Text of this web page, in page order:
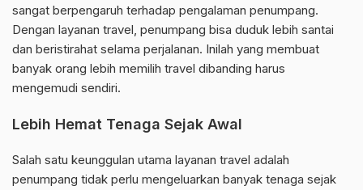
sangat berpengaruh terhadap pengalaman penumpang.
Dengan layanan travel, penumpang bisa duduk lebih santai
dan beristirahat selama perjalanan. Inilah yang membuat
banyak orang lebih memilih travel dibanding harus
mengemudi sendiri.
Lebih Hemat Tenaga Sejak Awal
Salah satu keunggulan utama layanan travel adalah
penumpang tidak perlu mengeluarkan banyak tenaga sejak